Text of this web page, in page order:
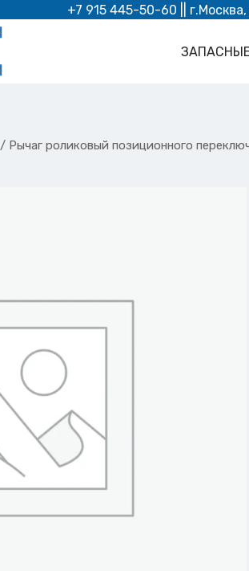
+7 915 445-50-60 ||
/ Рычаг роликовый позиционного